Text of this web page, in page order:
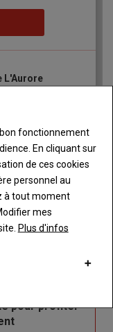
L'Aurore
au format
à la
pour profiter
fonctionnement
En cliquant sur
de ces cookies
personnel au
à tout moment
mes
Plus d'infos